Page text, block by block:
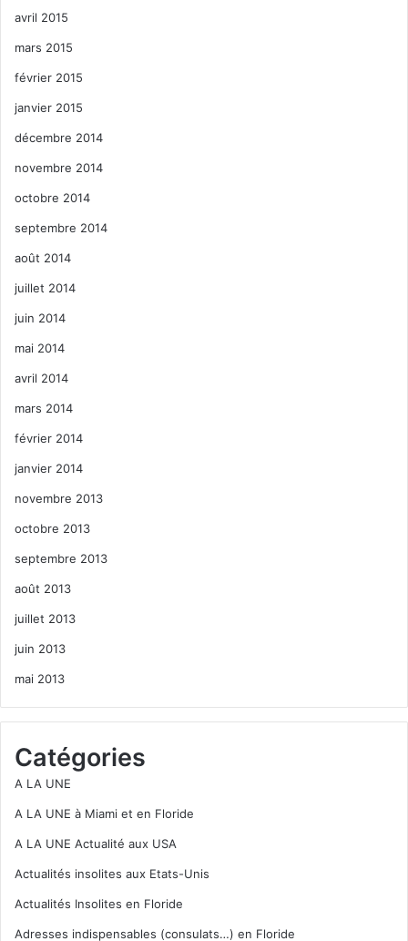
avril 2015
mars 2015
février 2015
janvier 2015
décembre 2014
novembre 2014
octobre 2014
septembre 2014
août 2014
juillet 2014
juin 2014
mai 2014
avril 2014
mars 2014
février 2014
janvier 2014
novembre 2013
octobre 2013
septembre 2013
août 2013
juillet 2013
juin 2013
mai 2013
Catégories
A LA UNE
A LA UNE à Miami et en Floride
A LA UNE Actualité aux USA
Actualités insolites aux Etats-Unis
Actualités Insolites en Floride
Adresses indispensables (consulats…) en Floride